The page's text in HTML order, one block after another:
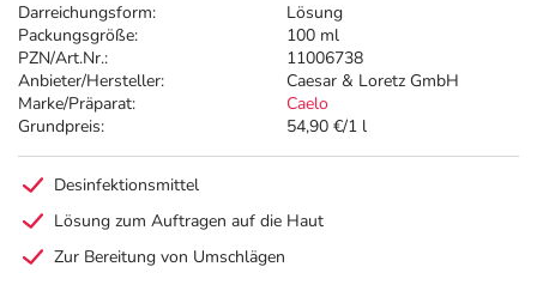
Darreichungsform:
Lösung
Packungsgröße:
100 ml
PZN/Art.Nr.:
11006738
Anbieter/Hersteller:
Caesar & Loretz GmbH
Marke/Präparat:
Caelo
Grundpreis:
54,90 €/1 l
Desinfektionsmittel
Lösung zum Auftragen auf die Haut
Zur Bereitung von Umschlägen